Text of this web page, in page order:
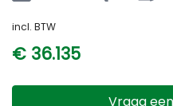
incl. BTW
€ 36.135
Vraag